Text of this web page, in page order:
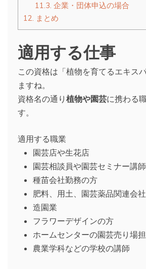
11.3. 企業・団体申込の場合
12. まとめ
適用する仕事
この資格は「植物を育てるエキス
ますね。
資格名の通り 植物や園芸に携わる
す。
適用する職業
園芸店や生花店
園芸相談員や園芸セミナー講師
種苗会社勤務の方
肥料、用土、園芸薬品関連会
造園業
フラワーデザインの方
ホームセンターの園芸売り場
農業学科などの学校の講師